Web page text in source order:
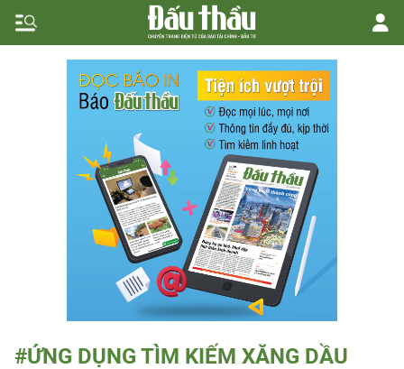
#ỨNG DỤNG TÌM KIẾM XĂNG DẦU